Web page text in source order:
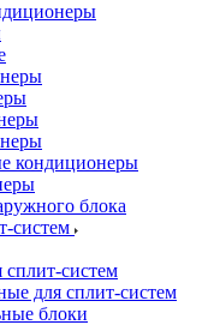
кондиционеры
блока
систем
сплит-систем
для сплит-систем
блоки